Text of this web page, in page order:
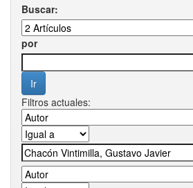
Buscar:
por
Filtros actuales: